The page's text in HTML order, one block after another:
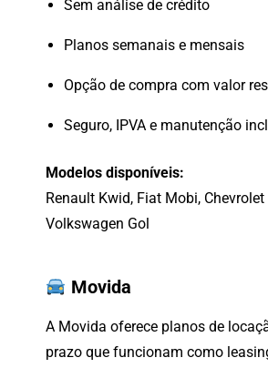
Sem análise de crédito
Planos semanais e mensais
Opção de compra com valor
Seguro, IPVA e manutenção
Modelos disponíveis:
Renault Kwid, Fiat Mobi, Chevrolet
Volkswagen Gol
Movida
A Movida oferece planos de
prazo que funcionam como